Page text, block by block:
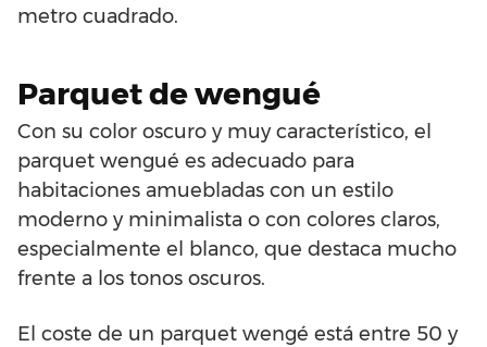
metro cuadrado.
Parquet de wengué
Con su color oscuro y muy característico, el
parquet wengué es adecuado para
habitaciones amuebladas con un estilo
moderno y minimalista o con colores claros,
especialmente el blanco, que destaca mucho
frente a los tonos oscuros.
El coste de un parquet wengé está entre 50 y